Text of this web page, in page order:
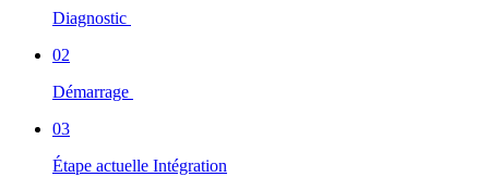
Diagnostic
02
Démarrage
03
Étape actuelle Intégration